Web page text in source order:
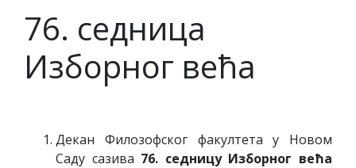
76. седница
Изборног већа
Декан Филозофског факултета у Новом
Саду сазива 76. седницу Изборног већа